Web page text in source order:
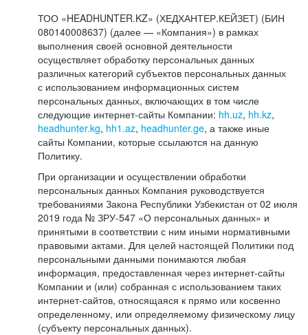
ТОО «HEADHUNTER.KZ» (ХЕДХАНТЕР.КЕЙЗЕТ) (БИН
080140008637) (далее — «Компания») в рамках
выполнения своей основной деятельности
осуществляет обработку персональных данных
различных категорий субъектов персональных данных
с использованием информационных систем
персональных данных, включающих в том числе
следующие интернет-сайты Компании: hh.uz, hh.kz,
headhunter.kg, hh1.az, headhunter.ge, а также иные
сайты Компании, которые ссылаются на данную
Политику.
При организации и осуществлении обработки
персональных данных Компания руководствуется
требованиями Закона Республики Узбекистан от 02 июля
2019 года № ЗРУ-547 «О персональных данных» и
принятыми в соответствии с ним иными нормативными
правовыми актами. Для целей настоящей Политики под
персональными данными понимаются любая
информация, предоставленная через интернет-сайты
Компании и (или) собранная с использованием таких
интернет-сайтов, относящаяся к прямо или косвенно
определенному, или определяемому физическому лицу
(субъекту персональных данных).